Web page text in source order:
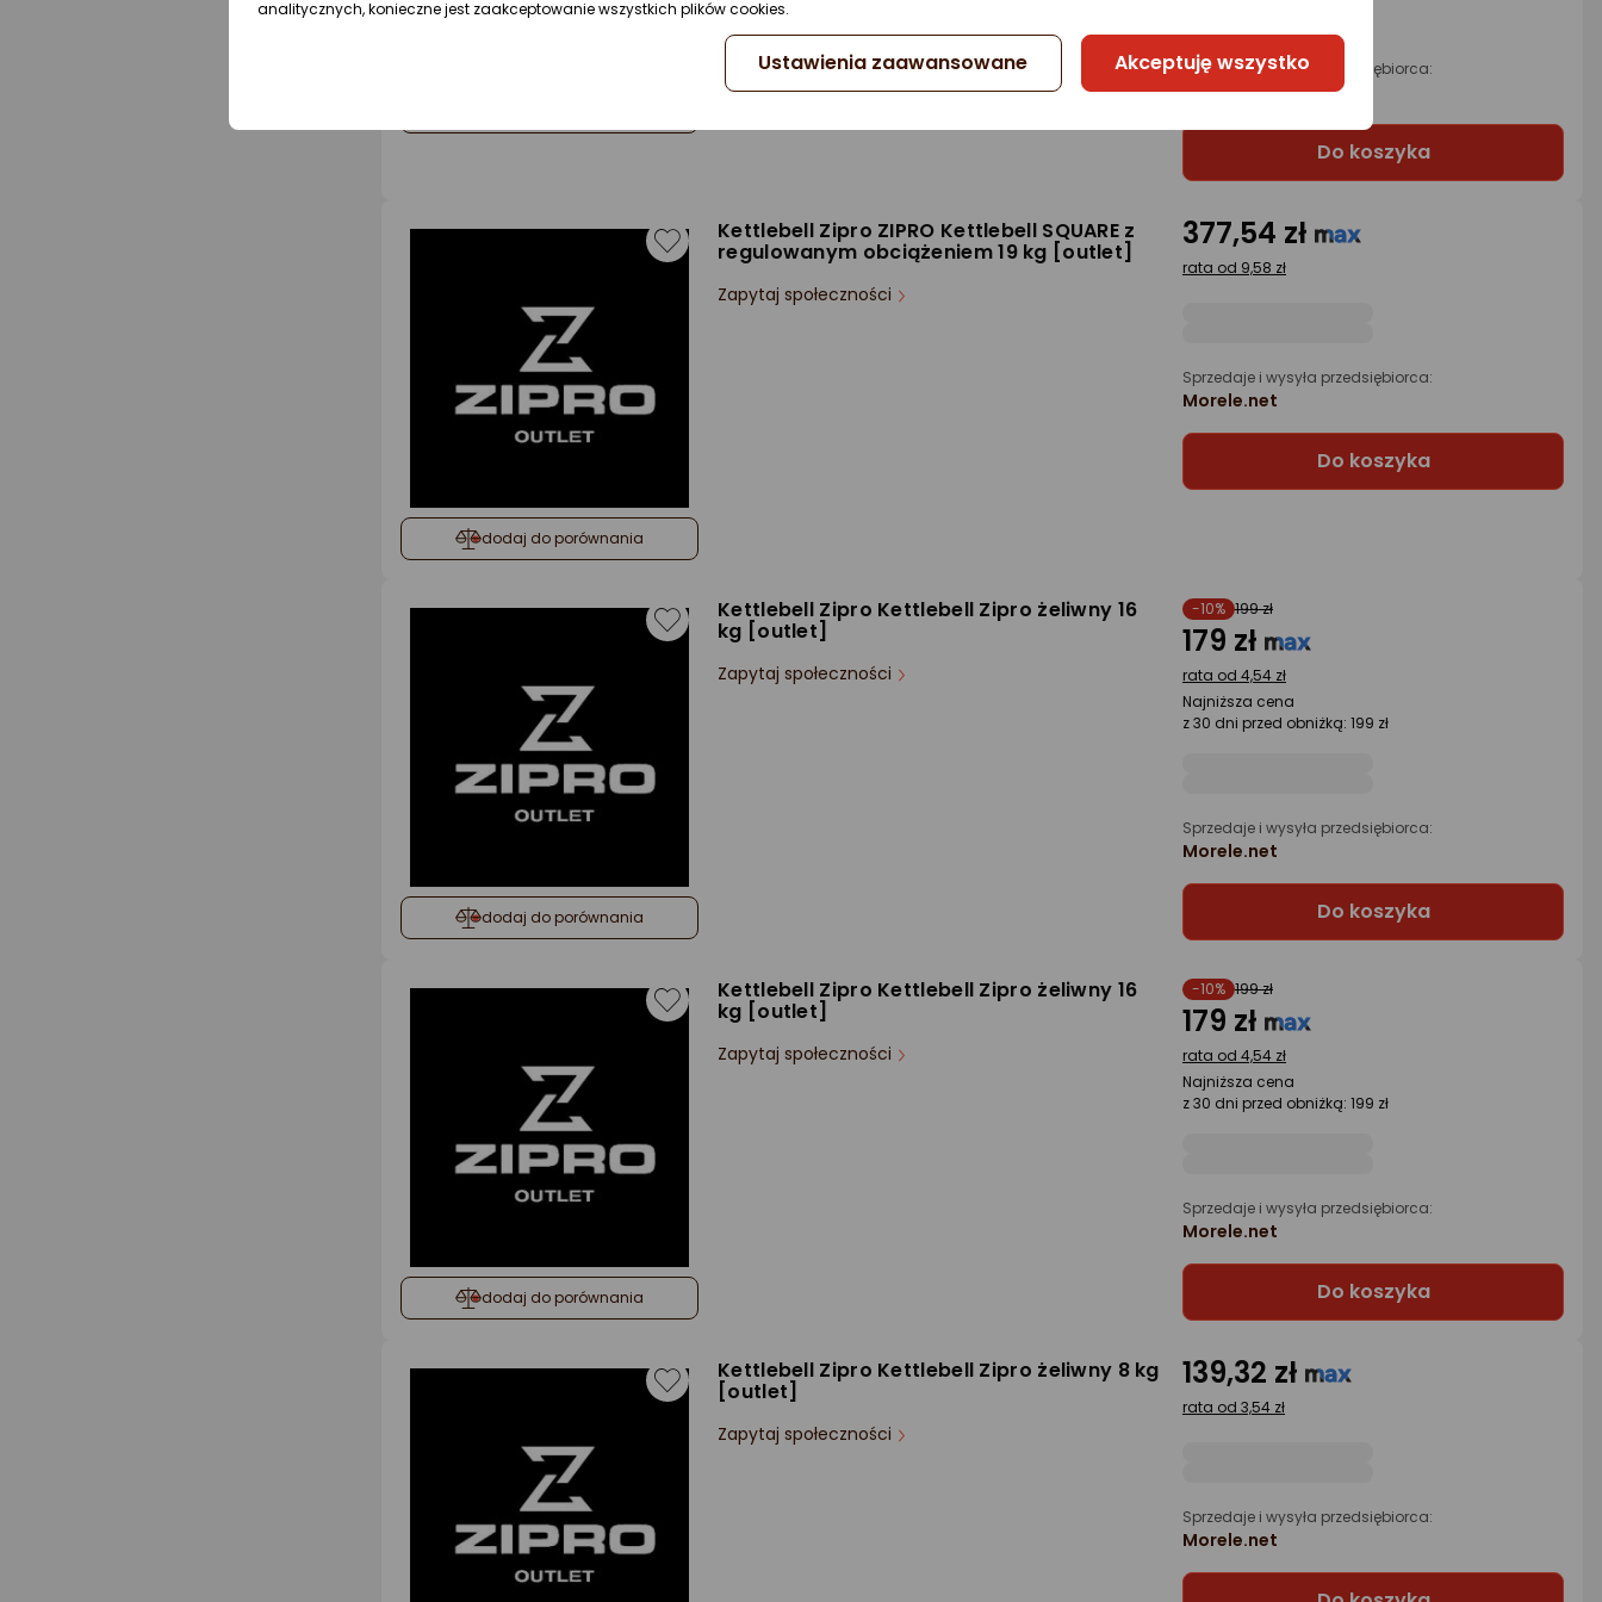
Waga 1 sztuki:
Sprzedaje i wysyła przedsiębiorca:
Morele.net
Do koszyka
dodaj do porównania
Kettlebell Zipro ZIPRO Kettlebell SQUARE z
regulowanym obciążeniem 19 kg [outlet]
Zapytaj społeczności
377,54 zł
rata od 9,58 zł
Sprzedaje i wysyła przedsiębiorca:
Morele.net
Do koszyka
dodaj do porównania
Kettlebell Zipro Kettlebell Zipro żeliwny 16
kg [outlet]
Zapytaj społeczności
-10% 199 zł
179 zł
rata od 4,54 zł
Najniższa cena
z 30 dni przed obniżką: 199 zł
Sprzedaje i wysyła przedsiębiorca:
Morele.net
Do koszyka
dodaj do porównania
Kettlebell Zipro Kettlebell Zipro żeliwny 16
kg [outlet]
Zapytaj społeczności
-10% 199 zł
179 zł
rata od 4,54 zł
Najniższa cena
z 30 dni przed obniżką: 199 zł
Sprzedaje i wysyła przedsiębiorca:
Morele.net
Do koszyka
Kettlebell Zipro Kettlebell Zipro żeliwny 8 kg
[outlet]
Zapytaj społeczności
139,32 zł
rata od 3,54 zł
Sprzedaje i wysyła przedsiębiorca:
Morele.net
analitycznych, konieczne jest zaakceptowanie wszystkich plików cookies.
Ustawienia zaawansowane Akceptuję wszystko